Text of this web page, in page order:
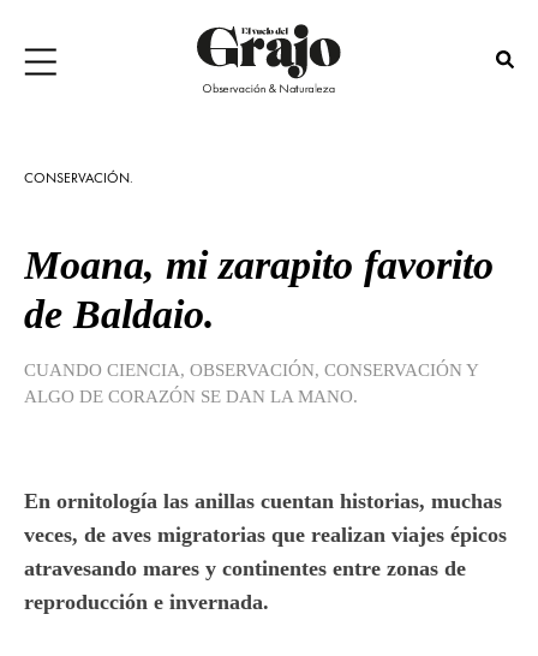
CONSERVACIÓN.
Moana, mi zarapito favorito
de Baldaio.
CUANDO CIENCIA, OBSERVACIÓN, CONSERVACIÓN Y
ALGO DE CORAZÓN SE DAN LA MANO.
En ornitología las anillas cuentan historias, muchas
veces, de aves migratorias que realizan viajes épicos
atravesando mares y continentes entre zonas de
reproducción e invernada.